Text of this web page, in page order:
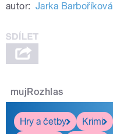
autor: Jarka Barboříková
mujRozhlas
Hry a četby
Krimi